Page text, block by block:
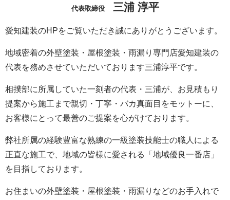
代表取締役 三浦 淳平
愛知建装のHPをご覧いただき誠にありがとうございます。
地域密着の外壁塗装・屋根塗装・雨漏り専門店愛知建装の
代表を務めさせていただいております三浦淳平です。
相撲部に所属していた一刻者の代表・三浦が、お見積もり
提案から施工まで親切・丁寧・バカ真面目をモットーに、
お客様にとって最善のご提案を心がけております。
弊社所属の経験豊富な熟練の一級塗装技能士の職人による
正直な施工で、地域の皆様に愛される「地域優良一番店」
を目指しております。
お住まいの外壁塗装・屋根塗装・雨漏りなどのお手入れで